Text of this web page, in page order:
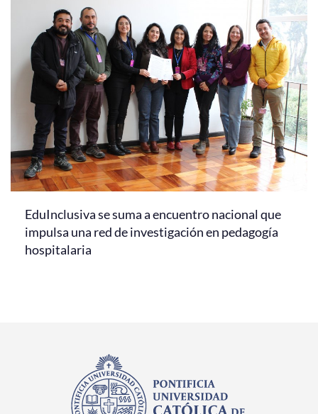
EduInclusiva se suma a encuentro nacional que
impulsa una red de investigación en pedagogía
hospitalaria